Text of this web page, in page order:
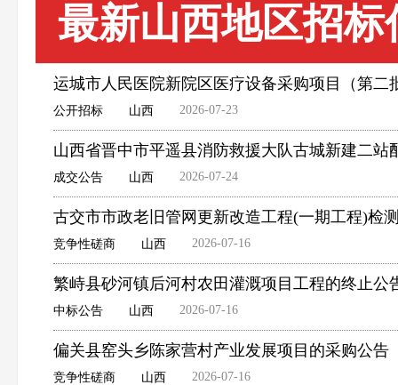
最新山西地区招标
运城市人民医院新院区医疗设备采购项目（第二
公开招标 山西 2026-07-23
山西省晋中市平遥县消防救援大队古城新建二站
成交公告 山西 2026-07-24
古交市市政老旧管网更新改造工程(一期工程)检
竞争性磋商 山西 2026-07-16
繁峙县砂河镇后河村农田灌溉项目工程的终止公
中标公告 山西 2026-07-16
偏关县窑头乡陈家营村产业发展项目的采购公告
竞争性磋商 山西 2026-07-16